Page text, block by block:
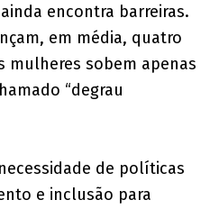
encontra barreiras.
em média, quatro
mulheres sobem apenas
“degrau
de políticas
e inclusão para